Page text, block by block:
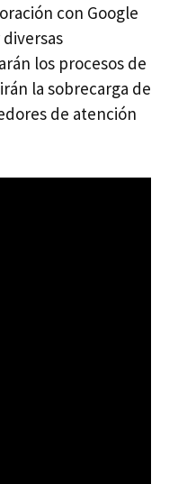
con Google
los procesos de
la sobrecarga de
de atención